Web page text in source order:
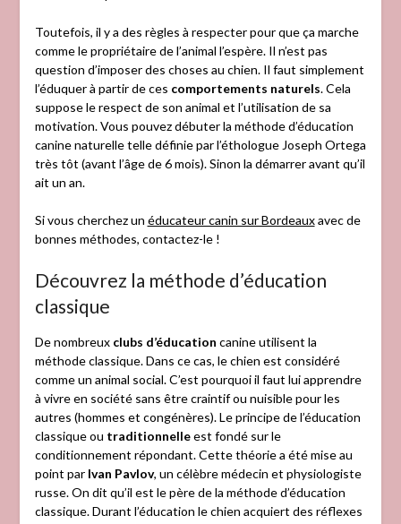
Toutefois, il y a des règles à respecter pour que ça marche
comme le propriétaire de l’animal l’espère. Il n’est pas
question d’imposer des choses au chien. Il faut simplement
l’éduquer à partir de ces comportements naturels. Cela
suppose le respect de son animal et l’utilisation de sa
motivation. Vous pouvez débuter la méthode d’éducation
canine naturelle telle définie par l’éthologue Joseph Ortega
très tôt (avant l’âge de 6 mois). Sinon la démarrer avant qu’il
ait un an.
Si vous cherchez un éducateur canin sur Bordeauxavec de
bonnes méthodes, contactez-le !
Découvrez la méthode d’éducation
classique
De nombreux clubs d’éducation canine utilisent la
méthode classique. Dans ce cas, le chien est considéré
comme un animal social. C’est pourquoi il faut lui apprendre
à vivre en société sans être craintif ou nuisible pour les
autres (hommes et congénères). Le principe de l’éducation
classique ou traditionnelleest fondé sur le
conditionnement répondant. Cette théorie a été mise au
point par Ivan Pavlov, un célèbre médecin et physiologiste
russe. On dit qu’il est le père de la méthode d’éducation
classique. Durant l’éducation le chien acquiert des réflexes